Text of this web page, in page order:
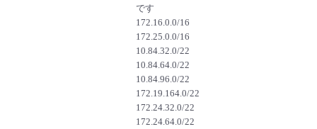
です
172.16.0.0/16
172.25.0.0/16
10.84.32.0/22
10.84.64.0/22
10.84.96.0/22
172.19.164.0/22
172.24.32.0/22
172.24.64.0/22